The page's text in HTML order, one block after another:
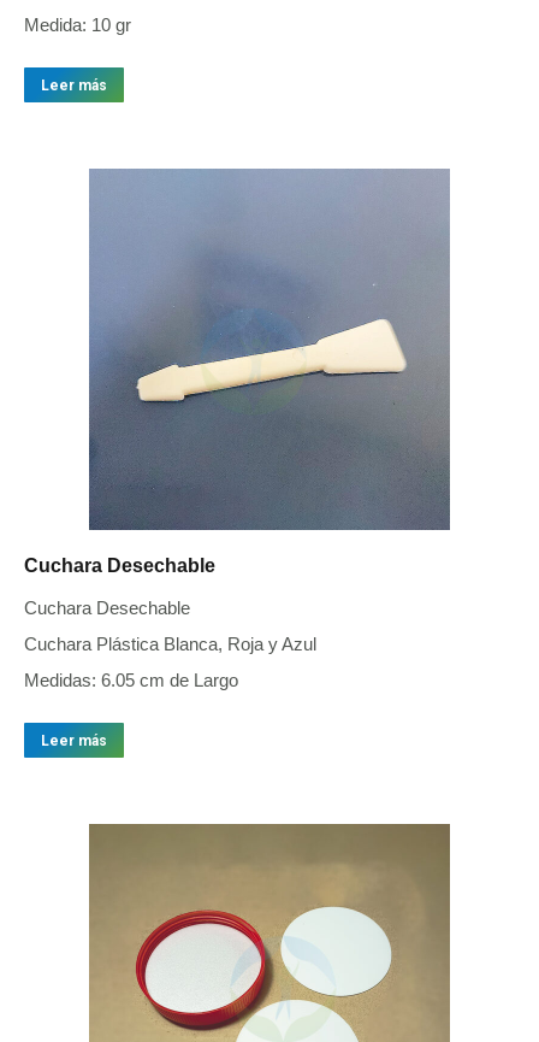
Medida: 10 gr
Leer más
Cuchara Desechable
Cuchara Desechable
Cuchara Plástica Blanca, Roja y Azul
Medidas: 6.05 cm de Largo
Leer más